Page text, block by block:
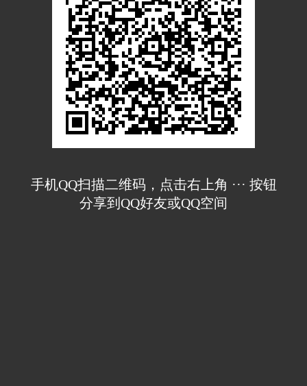
手机QQ扫描二维码，点击右上角 ··· 按钮
分享到QQ好友或QQ空间